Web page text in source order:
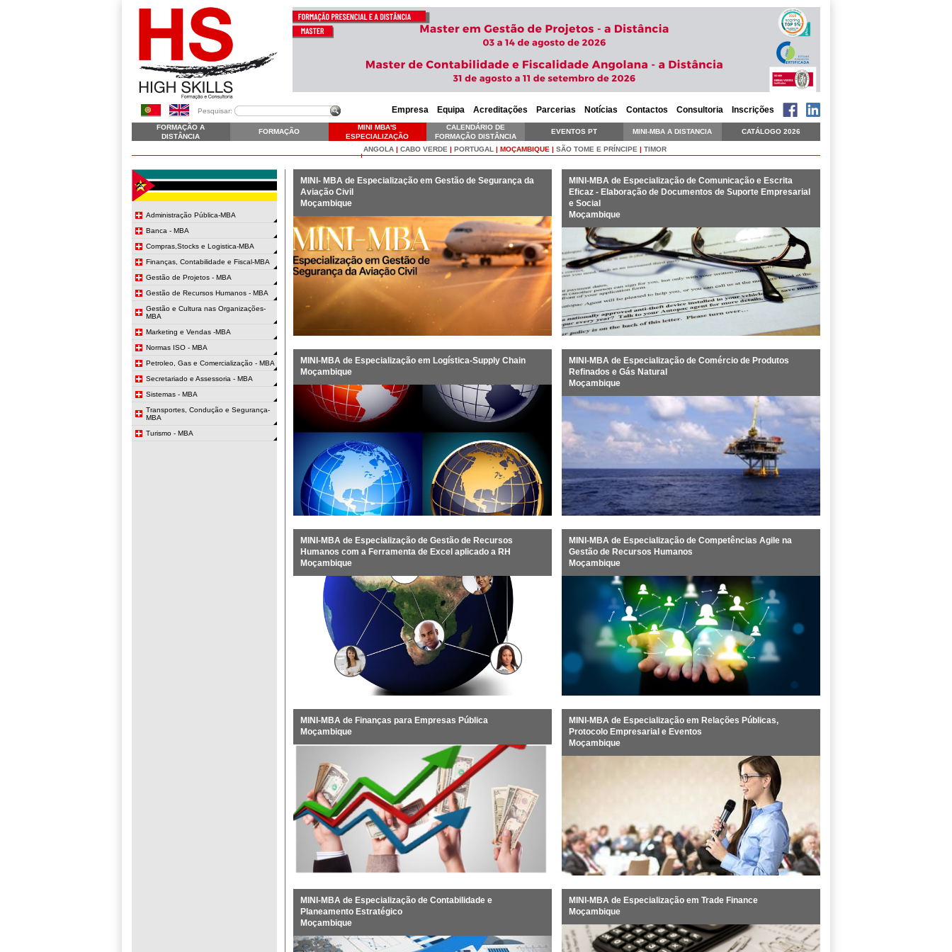
Pesquisar: Empresa Equipa Acreditações Parcerias Notícias Contactos Consultoria Inscrições
FORMAÇÃO A
DISTÂNCIA
FORMAÇÃO
MINI MBA'S
ESPECIALIZAÇÃO
SKILLS EXECUTIVE
CALENDÁRIO DE
FORMAÇÃO DISTÂNCIA
EVENTOS PT MINI-MBA A DISTANCIA CATÁLOGO 2026
ANGOLA | CABO VERDE | PORTUGAL | MOÇAMBIQUE | SÃO TOME E PRÍNCIPE | TIMOR
Administração Pública-MBA
Banca - MBA
Compras,Stocks e Logistica-MBA
Finanças, Contabilidade e Fiscal-MBA
Gestão de Projetos - MBA
Gestão de Recursos Humanos - MBA
Gestão e Cultura nas Organizações-
MBA
Marketing e Vendas -MBA
Normas ISO - MBA
Petroleo, Gas e Comercialização - MBA
Secretariado e Assessoria - MBA
Sistemas - MBA
Transportes, Condução e Segurança-
MBA
Turismo - MBA
MINI- MBA de Especialização em Gestão de Segurança da
Aviação Civil
Moçambique
MINI-MBA de Especialização de Comunicação e Escrita
Eficaz - Elaboração de Documentos de Suporte Empresarial
e Social
Moçambique
MINI-MBA de Especialização em Logística-Supply Chain
Moçambique
MINI-MBA de Especialização de Comércio de Produtos
Refinados e Gás Natural
Moçambique
MINI-MBA de Especialização de Gestão de Recursos
Humanos com a Ferramenta de Excel aplicado a RH
Moçambique
MINI-MBA de Especialização de Competências Agile na
Gestão de Recursos Humanos
Moçambique
MINI-MBA de Finanças para Empresas Pública
Moçambique
MINI-MBA de Especialização em Relações Públicas,
Protocolo Empresarial e Eventos
Moçambique
MINI-MBA de Especialização de Contabilidade e
Planeamento Estratégico
Moçambique
MINI-MBA de Especialização em Trade Finance
Moçambique